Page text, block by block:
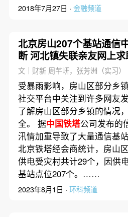
2018年7月27日 · 金融频道
北京房山207个基站通信
断 河北镇失联亲友网上求
文｜财新 周芊岍，张芳洲（实习）
受暴雨影响，房山区部分乡
社交平台中关注到许多网友
了解房山区部分乡镇的情况
全。 据中国铁塔公司发布的
汛情加重导致了大量通信基
北京铁塔经会商统计，房山
供电受灾村共计29个，因供
基站点位207个。……
2023年8月1日 · 环科频道